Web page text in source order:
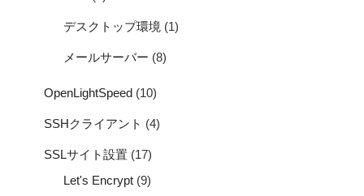
デスクトップ環境 (1)
メールサーバー (8)
OpenLightSpeed (10)
SSHクライアント (4)
SSLサイト設置 (17)
Let's Encrypt (9)